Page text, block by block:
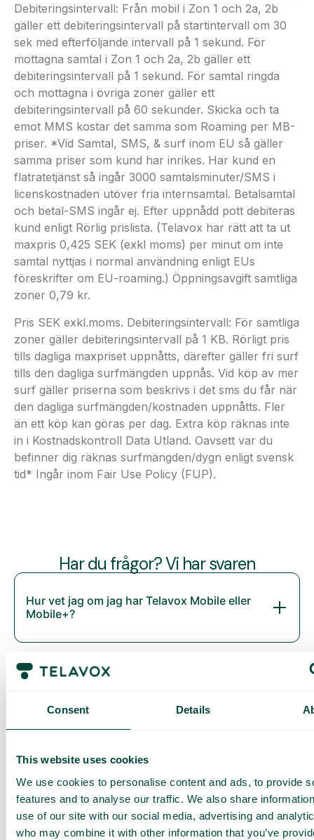
Consent Details
This website uses cookies
We use cookies to personalise content and ads, to provide
features and to analyse our traffic. We also share
use of our site with our social media, advertising and
who may combine it with other information that you’ve
Debiteringsintervall: Från mobil i Zon 1 och 2a, 2b
gäller ett debiteringsintervall på startintervall om 30
sek med efterföljande intervall på 1 sekund. För
mottagna samtal i Zon 1 och 2a, 2b gäller ett
debiteringsintervall på 1 sekund. För samtal ringda
och mottagna i övriga zoner gäller ett
debiteringsintervall på 60 sekunder. Skicka och ta
emot MMS kostar det samma som Roaming per MB-
priser. *Vid Samtal, SMS, & surf inom EU så gäller
samma priser som kund har inrikes. Har kund en
flatratetjänst så ingår 3000 samtalsminuter/SMS i
licenskostnaden utöver fria internsamtal. Betalsamtal
och betal-SMS ingår ej. Efter uppnådd pott debiteras
kund enligt Rörlig prislista. (Telavox har rätt att ta ut
maxpris 0,425 SEK (exkl moms) per minut om inte
samtal nyttjas i normal användning enligt EUs
föreskrifter om EU-roaming.) Öppningsavgift samtliga
zoner 0,79 kr.
Pris SEK exkl.moms. Debiteringsintervall: För samtliga
zoner gäller debiteringsintervall på 1 KB. Rörligt pris
tills dagliga maxpriset uppnåtts, därefter gäller fri surf
tills den dagliga surfmängden uppnås. Vid köp av mer
surf gäller priserna som beskrivs i det sms du får när
den dagliga surfmängden/kostnaden uppnåtts. Fler
än ett köp kan göras per dag. Extra köp räknas inte
in i Kostnadskontroll Data Utland. Oavsett var du
befinner dig räknas surfmängden/dygn enligt svensk
tid* Ingår inom Fair Use Policy (FUP).
Har du frågor? Vi har svaren
Hur vet jag om jag har Telavox Mobile eller
Mobile+?
Daily cost control
Med Daily Cost Control kan du som kund hålla bättre koll på
dina dagliga kostnader när du surfar utanför EU/EES.